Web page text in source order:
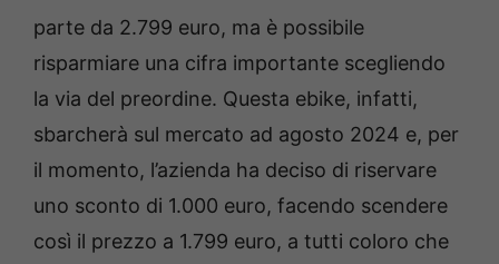
parte da 2.799 euro, ma è possibile
risparmiare una cifra importante scegliendo
la via del preordine. Questa ebike, infatti,
sbarcherà sul mercato ad agosto 2024 e, per
il momento, l’azienda ha deciso di riservare
uno sconto di 1.000 euro, facendo scendere
così il prezzo a 1.799 euro, a tutti coloro che